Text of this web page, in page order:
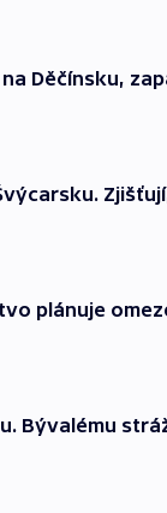
Děčínsku,
plánuje
Bývalému